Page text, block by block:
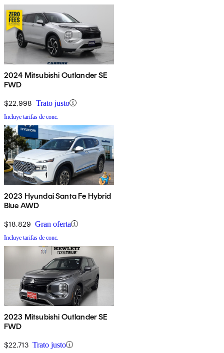
2024 Mitsubishi Outlander SE
FWD
$22,998 Trato justo
Incluye tarifas de conc.
2023 Hyundai Santa Fe Hybrid
Blue AWD
$18,829 Gran oferta
Incluye tarifas de conc.
2023 Mitsubishi Outlander SE
FWD
$22,713 Trato justo